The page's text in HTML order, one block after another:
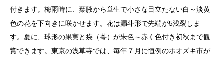
付きます。梅雨時に、葉腋から単生で小さな目立たない白～淡黄
色の花を下向きに咲かせます。花は漏斗形で先端が5浅裂しま
す。夏に、球形の果実と袋（萼）が朱色～赤く色付き初秋まで観
賞できます。東京の浅草寺では、毎年７月に恒例のホオズキ市が